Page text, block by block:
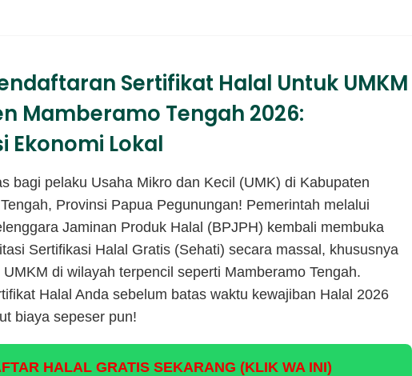
Sertifikat Halal Untuk UMKM
Mamberamo Tengah 2026:
Ekonomi Lokal
bagi pelaku Usaha Mikro dan Kecil (UMK) di Kabupaten
Provinsi Papua Pegunungan! Pemerintah melalui
Jaminan Produk Halal (BPJPH) kembali membuka
Sertifikasi Halal Gratis (Sehati) secara massal, khususnya
di wilayah terpencil seperti Mamberamo Tengah.
Halal Anda sebelum batas waktu kewajiban Halal 2026
biaya sepeser pun!
HALAL GRATIS SEKARANG (KLIK WA INI)